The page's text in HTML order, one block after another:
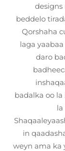
designs
beddelo
Qorshaha
laga
daro
badalka oo
in
weyn ama ka